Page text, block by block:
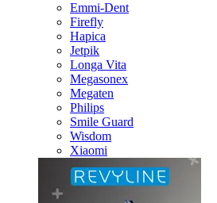
Emmi-Dent
Firefly
Hapica
Jetpik
Longa Vita
Megasonex
Megaten
Philips
Smile Guard
Wisdom
Xiaomi